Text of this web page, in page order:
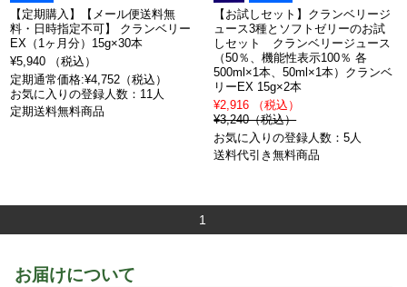
【定期購入】【メール便送料無
料・日時指定不可】 クランベリー
EX（1ヶ月分）15g×30本
¥5,940 （税込）
定期通常価格:¥4,752（税込）
お気に入りの登録人数：11人
定期送料無料商品
【お試しセット】クランベリージ
ュース3種とソフトゼリーのお試
しセット クランベリージュース
（50％、機能性表示100％ 各
500ml×1本、50ml×1本）クランベ
リーEX 15g×2本
¥2,916 （税込）
¥3,240（税込）
お気に入りの登録人数：5人
送料代引き無料商品
1